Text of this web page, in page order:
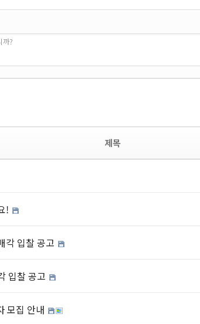
까?
제목
!
각 입찰 공고
입찰 공고
모집 안내